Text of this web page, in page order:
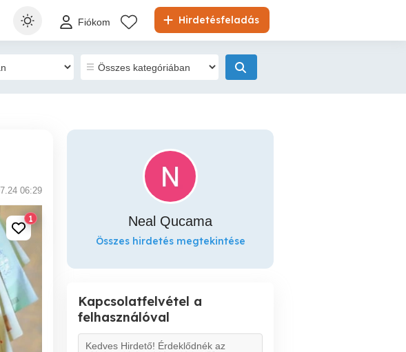
Hirdetésfeladás
Fiókom
06:29
1 Neal Qucama
Összes hirdetés megtekintése
Kapcsolatfelvétel a
felhasználóval